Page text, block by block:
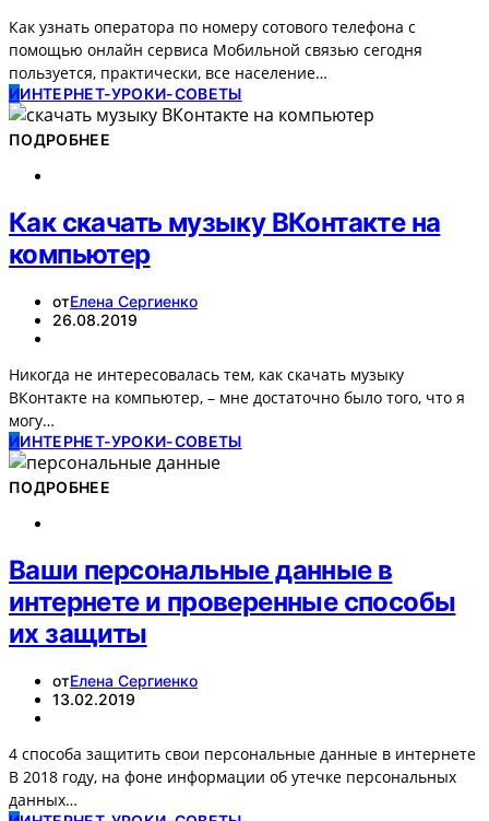
Как узнать оператора по номеру сотового телефона с
помощью онлайн сервиса Мобильной связью сегодня
пользуется, практически, все население…
ИИНТЕРНЕТ-УРОКИ-СОВЕТЫ
ПОДРОБНЕЕ
Как скачать музыку ВКонтакте на
компьютер
отЕлена Сергиенко
26.08.2019
Никогда не интересовалась тем, как скачать музыку
ВКонтакте на компьютер, – мне достаточно было того, что я
могу…
ИИНТЕРНЕТ-УРОКИ-СОВЕТЫ
ПОДРОБНЕЕ
Ваши персональные данные в
интернете и проверенные способы
их защиты
отЕлена Сергиенко
13.02.2019
4 способа защитить свои персональные данные в интернете
В 2018 году, на фоне информации об утечке персональных
данных…